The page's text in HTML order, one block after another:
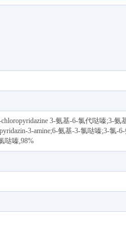
3-氨基-6-氯代哒嗪;3-氨
3-amine;6-氨基-3-氯哒嗪;3-氯-
哒嗪,98%